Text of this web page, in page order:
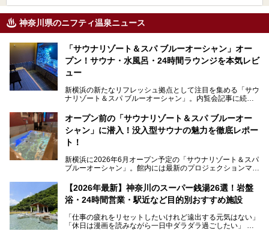
神奈川県のニフティ温泉ニュース
「サウナリゾート＆スパ ブルーオーシャン」オー
プン！サウナ・水風呂・24時間ラウンジを本気レビ
ュー
新横浜の新たなリフレッシュ拠点として注目を集める「サウ
ナリゾート＆スパ ブルーオーシャン」。内覧会記事に続
す。サウナや水風呂の気持ちよさはもちろん、リラックスス
ペースの過ごしやすさまで徹底チェック。新横浜エリアで日
常の疲れをリセットしたい人、ライブやスポーツ観戦遠征組
は必見です。
オープン前の「サウナリゾート＆スパ ブルーオー
シャン」に潜入！没入型サウナの魅力を徹底レポー
ト！
新横浜に2026年6月オープン予定の「サウナリゾート＆スパ
ブルーオーシャン」。館内には最新のプロジェクションマッ
的な“没入感（イマーシブ）”を体験できます。
今回は、そんな大注目の施設に一足先にお邪魔し、その全貌
を見学させていただきました！
【2026年最新】神奈川のスーパー銭湯26選！岩盤
浴・24時間営業・駅近など目的別おすすめ施設
「仕事の疲れをリセットしたいけれど遠出する元気はない」
「休日は漫画を読みながら一日中ダラダラ過ごしたい」